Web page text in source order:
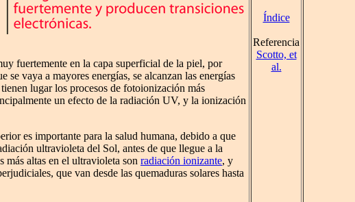
fuertemente en la capa superficial de la piel, por
se vaya a mayores energías, se alcanzan las energías
lugar los procesos de fotoionización más
un efecto de la radiación UV, y la ionización
es importante para la salud humana, debido a que
ultravioleta del Sol, antes de que llegue a la
más altas en el ultravioleta son radiación ionizante, y
que van desde las quemaduras solares hasta
Índice
Referencia
Scotto, et
al.